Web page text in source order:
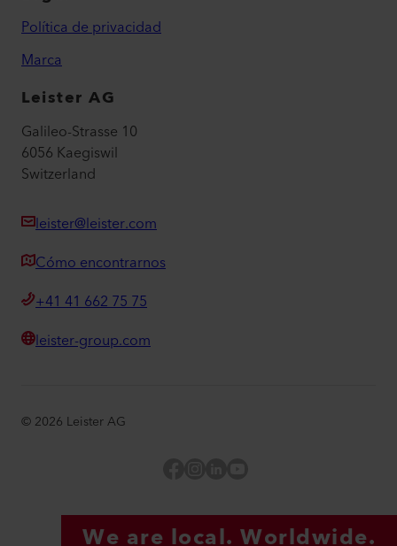
Política de privacidad
Marca
Leister AG
Galileo-Strasse 10
6056 Kaegiswil
Switzerland
leister@leister.com
Cómo encontrarnos
+41 41 662 75 75
leister-group.com
© 2026 Leister AG
We are local. Worldwide.